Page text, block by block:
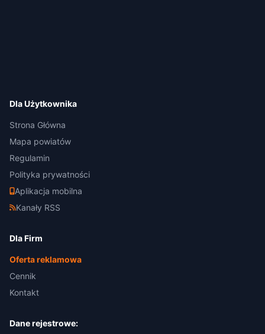
Dla Użytkownika
Strona Główna
Mapa powiatów
Regulamin
Polityka prywatności
Aplikacja mobilna
Kanały RSS
Dla Firm
Oferta reklamowa
Cennik
Kontakt
Dane rejestrowe: